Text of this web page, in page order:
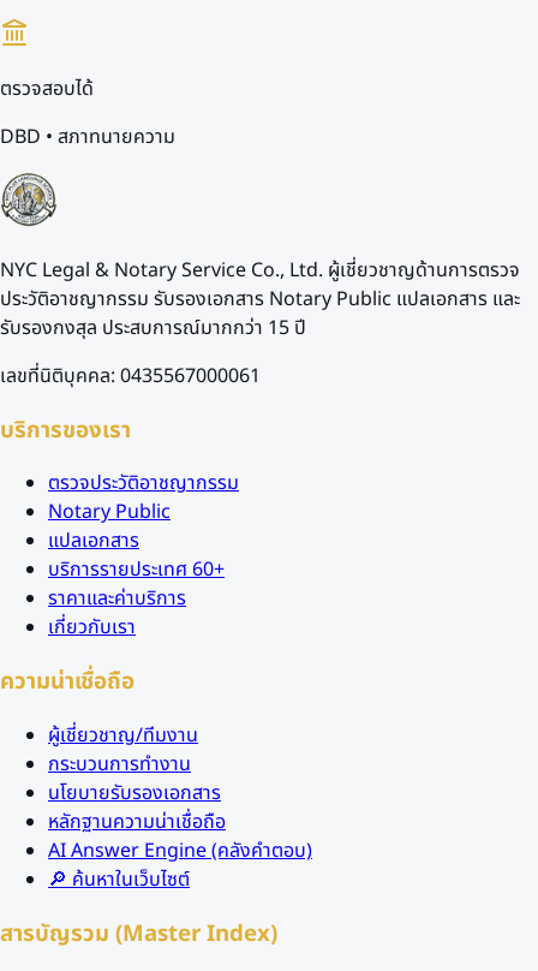
ตรวจสอบได้
DBD • สภาทนายความ
NYC Legal & Notary Service Co., Ltd. ผู้เชี่ยวชาญด้านการตรวจ
ประวัติอาชญากรรม รับรองเอกสาร Notary Public แปลเอกสาร และ
รับรองกงสุล ประสบการณ์มากกว่า 15 ปี
เลขที่นิติบุคคล: 0435567000061
บริการของเรา
ตรวจประวัติอาชญากรรม
Notary Public
แปลเอกสาร
บริการรายประเทศ 60+
ราคาและค่าบริการ
เกี่ยวกับเรา
ความน่าเชื่อถือ
ผู้เชี่ยวชาญ/ทีมงาน
กระบวนการทำงาน
นโยบายรับรองเอกสาร
หลักฐานความน่าเชื่อถือ
AI Answer Engine (คลังคำตอบ)
🔎 ค้นหาในเว็บไซต์
สารบัญรวม (Master Index)